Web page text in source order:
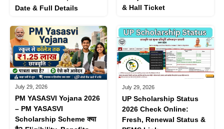
Date & Full Details
& Hall Ticket
July 29, 2026
PM YASASVI Yojana 2026
– PM YASASVI
Scholarship Scheme क्या
July 29, 2026
UP Scholarship Status
2026 Check Online:
Fresh, Renewal Status &